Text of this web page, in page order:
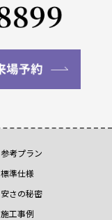
参考プラン
標準仕様
安さの秘密
施工事例